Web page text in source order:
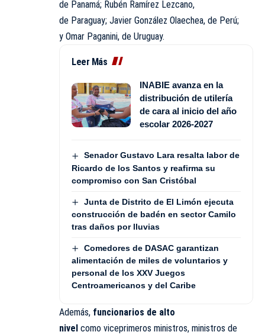
de Panamá; Rubén Ramírez Lezcano,
de Paraguay; Javier González Olaechea, de Perú;
y Omar Paganini, de Uruguay.
Leer Más
INABIE avanza en la
distribución de utilería
de cara al inicio del año
escolar 2026-2027
Senador Gustavo Lara resalta labor de
Ricardo de los Santos y reafirma su
compromiso con San Cristóbal
Junta de Distrito de El Limón ejecuta
construcción de badén en sector Camilo
tras daños por lluvias
Comedores de DASAC garantizan
alimentación de miles de voluntarios y
personal de los XXV Juegos
Centroamericanos y del Caribe
Además, funcionarios de alto
nivel como viceprimeros ministros, ministros de